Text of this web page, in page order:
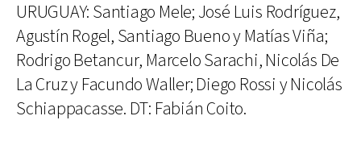
URUGUAY: Santiago Mele; José Luis Rodríguez,
Agustín Rogel, Santiago Bueno y Matías Viña;
Rodrigo Betancur, Marcelo Sarachi, Nicolás De
La Cruz y Facundo Waller; Diego Rossi y Nicolás
Schiappacasse. DT: Fabián Coito.